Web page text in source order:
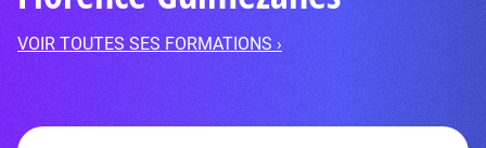
VOIR TOUTES SES FORMATIONS ›